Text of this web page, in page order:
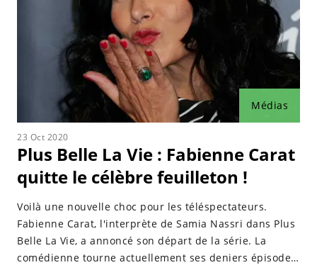
Médias
23 Oct 2020
Plus Belle La Vie : Fabienne Carat
quitte le célèbre feuilleton !
Voilà une nouvelle choc pour les téléspectateurs.
Fabienne Carat, l'interprète de Samia Nassri dans Plus
Belle La Vie, a annoncé son départ de la série. La
comédienne tourne actuellement ses deniers épisodes